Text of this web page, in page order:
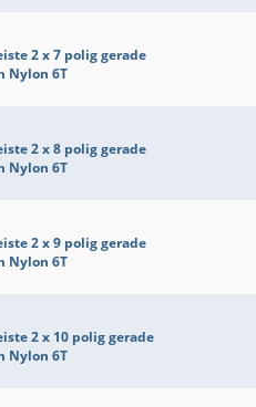
2 x 7 polig gerade
Nylon 6T
2 x 8 polig gerade
Nylon 6T
2 x 9 polig gerade
Nylon 6T
2 x 10 polig gerade
Nylon 6T